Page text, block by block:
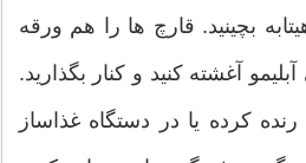
بچينيد. قارچ ها را هم ورقه
آغشته كنيد و كنار بگذاريد.
كرده يا در دستگاه غذاساز